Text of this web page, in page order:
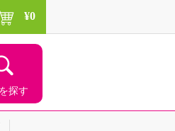
探す
¥0